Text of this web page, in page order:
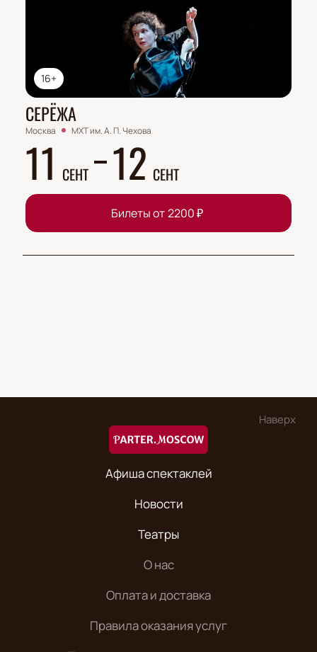
16+
СЕРЁЖА
Москва МХТ им. А. П. Чехова
11 СЕНТ 12 СЕНТ
Билеты от2200₽
Наверх
Афиша спектаклей
Новости
Театры
О нас
Оплата и доставка
Правила оказания услуг